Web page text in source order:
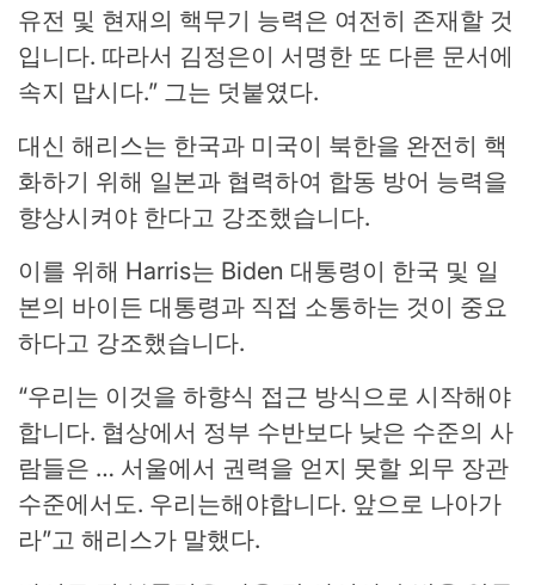
유전 및 현재의 핵무기 능력은 여전히 ​​존재할 것
입니다. 따라서 김정은이 서명한 또 다른 문서에
속지 맙시다.” 그는 덧붙였다.
대신 해리스는 한국과 미국이 북한을 완전히 핵
화하기 위해 일본과 협력하여 합동 방어 능력을
향상시켜야 한다고 강조했습니다.
이를 위해 Harris는 Biden 대통령이 한국 및 일
본의 바이든 대통령과 직접 소통하는 것이 중요
하다고 강조했습니다.
“우리는 이것을 하향식 접근 방식으로 시작해야
합니다. 협상에서 정부 수반보다 낮은 수준의 사
람들은 … 서울에서 권력을 얻지 못할 외무 장관
수준에서도. 우리는해야합니다. 앞으로 나아가
라”고 해리스가 말했다.